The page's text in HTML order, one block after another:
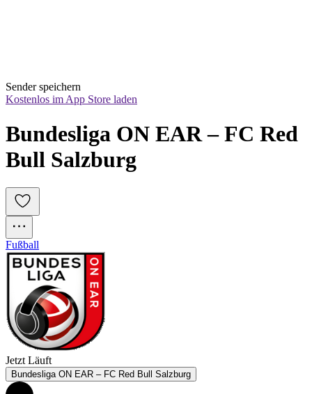
Sender speichern
Kostenlos im App Store laden
Bundesliga ON EAR – FC Red
Bull Salzburg
Fußball
Jetzt Läuft
Bundesliga ON EAR – FC Red Bull Salzburg